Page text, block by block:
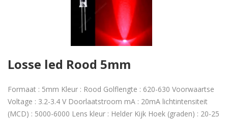
Losse led Rood 5mm
Formaat : 5mm Kleur : Rood Golflengte : 620-630 Voorwaartse
Voltage : 3.2-3.4 V Doorlaatstroom mA : 20mA lichtintensiteit
(MCD) : 5000-6000 Lens kleur : Helder Kijk Hoek (graden) : 20-25